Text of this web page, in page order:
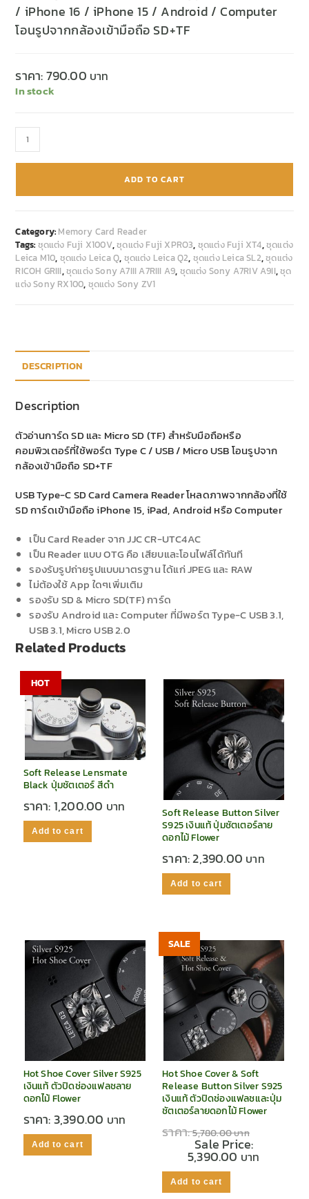
/ iPhone 16 / iPhone 15 / Android / Computer
โอนรูปจากกล้องเข้ามือถือ SD+TF
ราคา:790.00
In stock
ADD TO CART
Category: Memory Card Reader
Tags: ชุดแต่ง Fuji X100V,ชุดแต่ง Fuji XPRO3, ชุดแต่ง Fuji XT4,ชุดแต่ง
Leica M10, ชุดแต่ง Leica Q, ชุดแต่ง Leica Q2, ชุดแต่ง Leica SL2,ชุดแต่ง
RICOH GRIII,ชุดแต่ง Sony A7III A7RIII A9, ชุดแต่ง Sony A7RIV A9II,ชุด
แต่ง Sony RX100, ชุดแต่ง Sony ZV1
DESCRIPTION
Description
ตัวอ่านการ์ด SD และ Micro SD (TF) สำหรับมือถือหรือ
คอมพิวเตอร์ที่ใช้พอร์ต Type C / USB / Micro USB โอนรูปจาก
กล้องเข้ามือถือ SD+TF
USB Type-C SD Card Camera Reader โหลดภาพจากกล้องที่ใช้
SD การ์ดเข้ามือถือ iPhone 15, iPad, Android หรือ Computer
เป็น Card Reader จาก JJC CR-UTC4AC
เป็น Reader แบบ OTG คือ เสียบและโอนไฟล์ได้ทันที
รองรับรูปถ่ายรูปแบบมาตรฐาน ได้แก่ JPEG และ RAW
ไม่ต้องใช้ App ใดๆเพิ่มเติม
รองรับ SD & Micro SD(TF) การ์ด
รองรับ Android และ Computer ที่มีพอร์ต Type-C USB 3.1,
USB 3.1, Micro USB 2.0
Related Products
HOT
Soft Release Lensmate
Black ปุ่มชัตเตอร์ สีดำ
ราคา:1,200.00
Add to cart
Soft Release Button Silver
S925 เงินแท้ ปุ่มชัตเตอร์ลาย
ดอกไม้ Flower
ราคา:2,390.00
Add to cart
Hot Shoe Cover Silver S925
เงินแท้ ตัวปิดช่องแฟลชลาย
ดอกไม้ Flower
ราคา:3,390.00
Add to cart
SALE
Hot Shoe Cover & Soft
Release Button Silver S925
เงินแท้ ตัวปิดช่องแฟลชและปุ่ม
ชัตเตอร์ลายดอกไม้ Flower
ราคา:5,780.00
Sale Price:
5,390.00
Add to cart